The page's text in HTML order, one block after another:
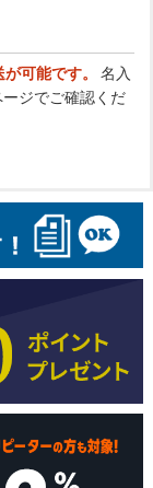
可能です。
名入
ジでご確認くだ